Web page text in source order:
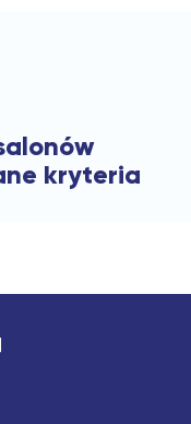
kryteria